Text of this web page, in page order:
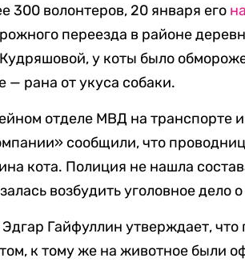
300 волонтеров, 20 января его
переезда в районе
у коты было
— рана от укуса собаки.
отделе МВД на транспорте
сообщили, что
кота. Полиция не нашла
возбудить уголовное дело
Гайфуллин утверждает,
к тому же на животное были